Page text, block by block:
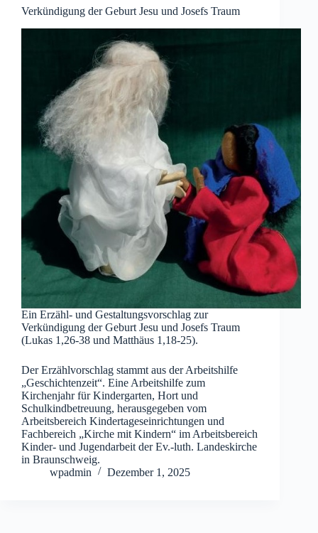
Verkündigung der Geburt Jesu und Josefs Traum
Ein Erzähl- und Gestaltungsvorschlag zur
Verkündigung der Geburt Jesu und Josefs Traum
(Lukas 1,26-38 und Matthäus 1,18-25).
Der Erzählvorschlag stammt aus der Arbeitshilfe
„Geschichtenzeit“. Eine Arbeitshilfe zum
Kirchenjahr für Kindergarten, Hort und
Schulkindbetreuung, herausgegeben vom
Arbeitsbereich Kindertageseinrichtungen und
Fachbereich „Kirche mit Kindern“ im Arbeitsbereich
Kinder- und Jugendarbeit der Ev.-luth. Landeskirche
in Braunschweig.
wpadmin
Dezember 1, 2025